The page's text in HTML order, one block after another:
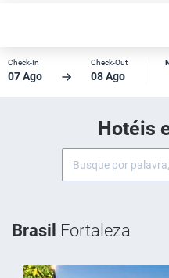
Check-In
07 Ago
Check-Out
08 Ago
Hotéis
Brasil Fortaleza